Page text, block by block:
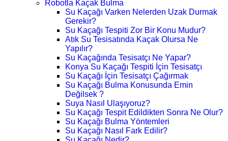
Robotla Kaçak Bulma
Su Kaçağı Varken Nelerden Uzak Durmak
Gerekir?
Su Kaçağı Tespiti Zor Bir Konu Mudur?
Atık Su Tesisatında Kaçak Olursa Ne
Yapılır?
Su Kaçağında Tesisatçı Ne Yapar?
Konya Su Kaçağı Tespiti İçin Tesisatçı
Su Kaçağı İçin Tesisatçı Çağırmak
Su Kaçağı Bulma Konusunda Emin
Değilsek ?
Suya Nasıl Ulaşıyoruz?
Su Kaçağı Tespit Edildikten Sonra Ne Olur?
Su Kaçağı Bulma Yöntemleri
Su Kaçağı Nasıl Fark Edilir?